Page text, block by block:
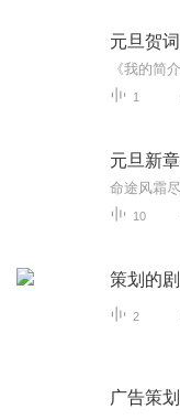
元旦贺词
1
元旦新章
10
策划的剧
2
广告策划